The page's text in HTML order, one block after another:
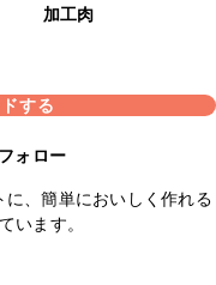
加工肉
する
ォロー
に、簡単においしく作れる
います。